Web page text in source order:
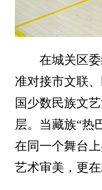
在城关区委
准对接市文联
国少数民族文
层。当藏族“热
在同一个舞台
艺术审美，更